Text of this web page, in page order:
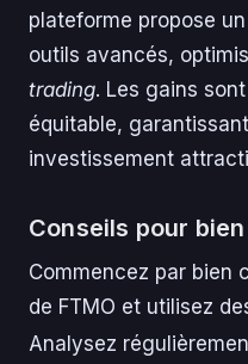
plateforme propose
outils avancés,
trading. Les gains
équitable,
investissement
Conseils pour
Commencez par bien
de FTMO et utilisez
Analysez